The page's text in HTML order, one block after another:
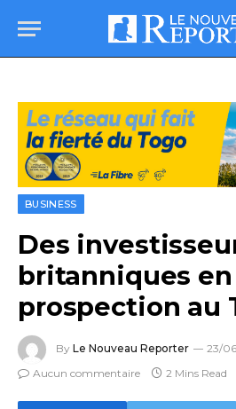
BUSINESS
Des
britanniques en
prospection au
By Le Nouveau Reporter
23/
Aucun commentaire
2 Mins Read